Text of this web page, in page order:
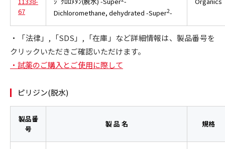
67
Dichloromethane, dehydrated -Super2-
・「法律」,「SDS」,「在庫」など詳細情報は、製品番号を
クリックいただきご確認いただけます。
・試薬のご購入とご使用に際して
ピリジン(脱水)
製品番
号
製 品 名 規格